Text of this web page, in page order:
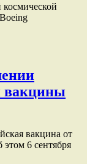
вакцины
вакцина от
6 сентября